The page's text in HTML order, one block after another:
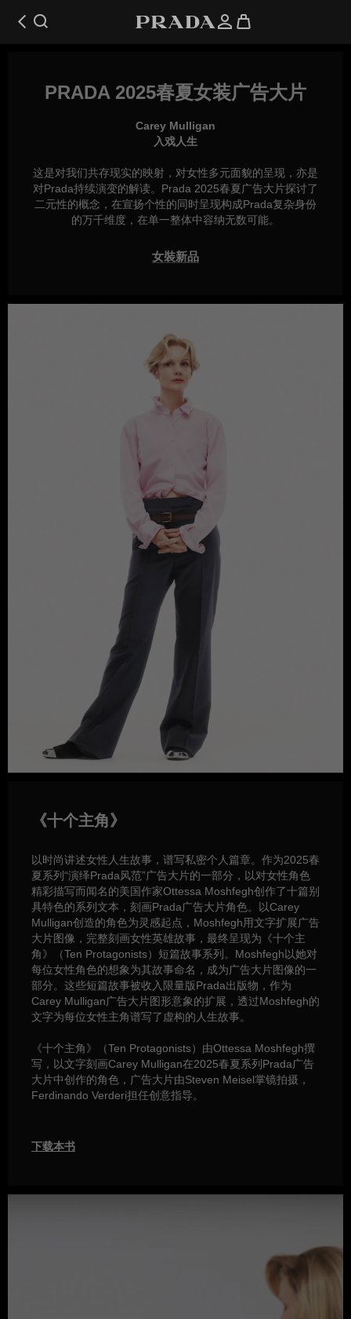
PRADA 2025春夏女装广告大片
Carey Mulligan
入戏人生
这是对我们共存现实的映射，对女性多元面貌的呈现，亦是
对Prada持续演变的解读。Prada 2025春夏广告大片探讨了
二元性的概念，在宣扬个性的同时呈现构成Prada复杂身份
的万千维度，在单一整体中容纳无数可能。
女裝新品
《十个主角》
以时尚讲述女性人生故事，谱写私密个人篇章。作为2025春
夏系列“演绎Prada风范”广告大片的一部分，以对女性角色
精彩描写而闻名的美国作家Ottessa Moshfegh创作了十篇别
具特色的系列文本，刻画Prada广告大片角色。以Carey
Mulligan创造的角色为灵感起点，Moshfegh用文字扩展广告
大片图像，完整刻画女性英雄故事，最终呈现为《十个主
角》（Ten Protagonists）短篇故事系列。Moshfegh以她对
每位女性角色的想象为其故事命名，成为广告大片图像的一
部分。这些短篇故事被收入限量版Prada出版物，作为
Carey Mulligan广告大片图形意象的扩展，透过Moshfegh的
文字为每位女性主角谱写了虚构的人生故事。
《十个主角》（Ten Protagonists）由Ottessa Moshfegh撰
写，以文字刻画Carey Mulligan在2025春夏系列Prada广告
大片中创作的角色，广告大片由Steven Meisel掌镜拍摄，
Ferdinando Verderi担任创意指导。
下载本书